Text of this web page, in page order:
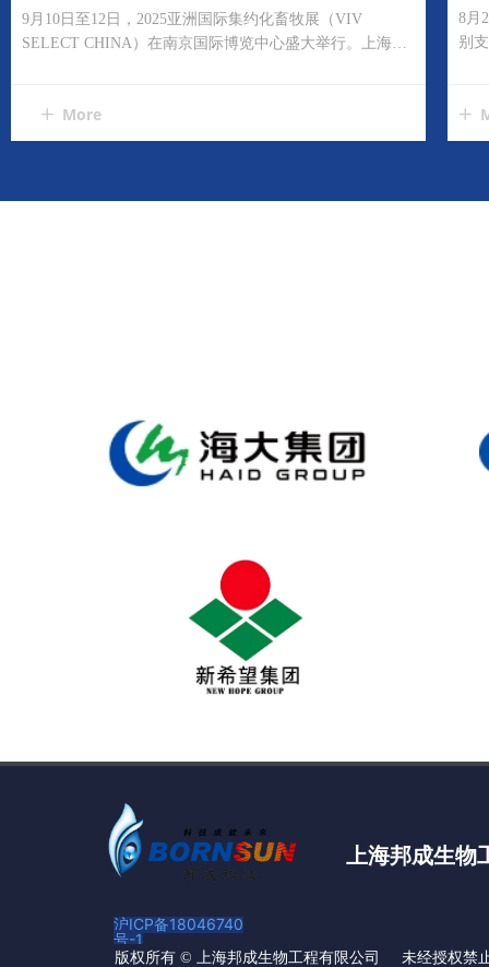
9月10日至12日，2025亚洲国际集约化畜牧展（VIV
SELECT CHINA）在南京国际博览中心盛大举行。上海邦
ꄶ More
难
8月
别
ꄶ
版权所有 © 上海邦成生物工程有限公司 未经授权禁
沪ICP备18046740
号-1
上海邦成生物